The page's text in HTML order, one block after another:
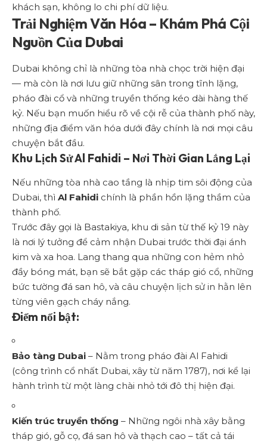
khách sạn, không lo chi phí dữ liệu.
Trải Nghiệm Văn Hóa – Khám Phá Cội
Nguồn Của Dubai
Dubai không chỉ là những tòa nhà chọc trời hiện đại
— mà còn là nơi lưu giữ những sân trong tĩnh lặng,
pháo đài cổ và những truyền thống kéo dài hàng thế
kỷ. Nếu bạn muốn hiểu rõ về cội rễ của thành phố này,
những địa điểm văn hóa dưới đây chính là nơi mọi câu
chuyện bắt đầu.
Khu Lịch Sử Al Fahidi – Nơi Thời Gian Lắng Lại
Nếu những tòa nhà cao tầng là nhịp tim sôi động của
Dubai, thì Al Fahidi chính là phần hồn lặng thầm của
thành phố.
Trước đây gọi là Bastakiya, khu di sản từ thế kỷ 19 này
là nơi lý tưởng để cảm nhận Dubai trước thời đại ánh
kim và xa hoa. Lang thang qua những con hẻm nhỏ
đầy bóng mát, bạn sẽ bắt gặp các tháp gió cổ, những
bức tường đá san hô, và câu chuyện lịch sử in hằn lên
từng viên gạch cháy nắng.
Điểm nổi bật:
Bảo tàng Dubai – Nằm trong pháo đài Al Fahidi
(công trình cổ nhất Dubai, xây từ năm 1787), nơi kể lại
hành trình từ một làng chài nhỏ tới đô thị hiện đại.
Kiến trúc truyền thống – Những ngôi nhà xây bằng
tháp gió, gỗ cọ, đá san hô và thạch cao – tất cả tái